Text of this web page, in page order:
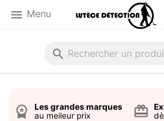
 Menu
search
workspace_premium
Les grandes marques
au meileur prix
card_giftcard